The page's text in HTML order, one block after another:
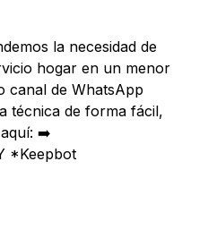
la necesidad de
hogar en un menor
canal de WhatsApp
técnica de forma fácil,
➡️
*Keepbot